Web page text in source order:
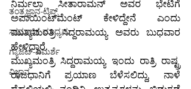
ತಂತ್ರಜ್ಞಾನ-ಟಿಪ್ಸ್
ಸಾಮಾಜಿಕ ಮಾಧ್ಯಮ
ಗ್ಯಾಜೆಟ್-ವಿಮರ್ಶೆ
ವಿಜ್ಞಾನ
ನಿರ್ಮಲಾ ಸೀತಾರಾಮನ್ ಅವರ ಭೇಟಿಗೆ
ಅಪಾಯಿಂಟ್‌ಮೆಂಟ್ ಕೇಳಿದ್ದೇನೆ ಎಂದು
ಮುಖ್ಯಮಂತ್ರಿ ಸಿದ್ದರಾಮಯ್ಯ ಅವರು ಬುಧವಾರ
ಹೇಳಿದ್ದಾರೆ.
ಮುಖ್ಯಮಂತ್ರಿ ಸಿದ್ದರಾಮಯ್ಯ ಇಂದು ರಾತ್ರಿ ರಾಷ್ಟ್ರ
ರಾಜಧಾನಿಗೆ ಪ್ರಯಾಣ ಬೆಳೆಸಲಿದ್ದು, ನಾಳೆ